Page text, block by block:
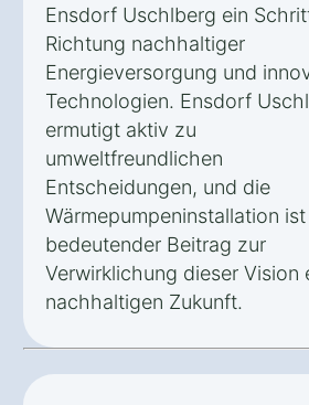
Ensdorf Uschlberg ein
Richtung nachhaltiger
Energieversorgung und
Technologien. Ensdorf
ermutigt aktiv zu
umweltfreundlichen
Entscheidungen, und die
Wärmepumpeninstallation ist
bedeutender Beitrag zur
Verwirklichung dieser Vision
nachhaltigen Zukunft.